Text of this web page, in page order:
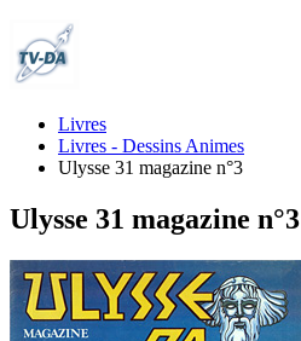
Livres
Livres - Dessins Animes
Ulysse 31 magazine n°3
Ulysse 31 magazine n°3